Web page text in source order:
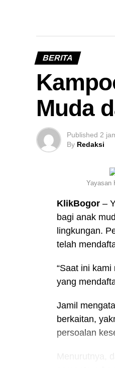
BERITA
Muda
Published 2
By Redaksi
Yayasan
KlikBogor –
bagi anak
lingkungan.
telah
“Saat ini
yang
Jamil
berkaitan,
persoalan